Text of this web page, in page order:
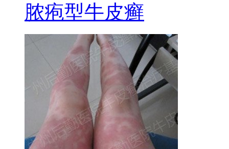
脓疱型牛皮癣